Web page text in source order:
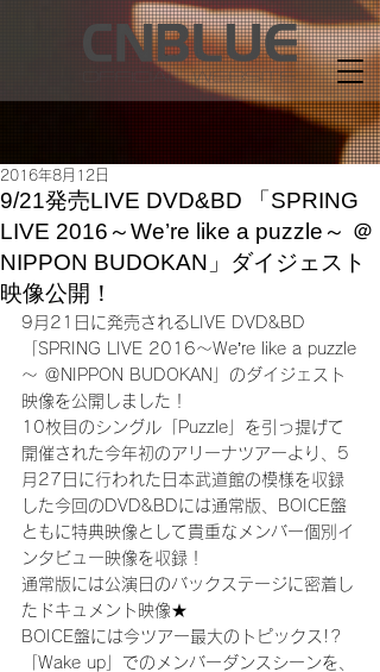
9/21発売LIVE DVD&BD 「SPRING
LIVE 2016～We’re like a puzzle～ ＠
NIPPON BUDOKAN」ダイジェスト
映像公開！
2016年8月12日
9月21日に発売されるLIVE DVD&BD
「SPRING LIVE 2016～We’re like a puzzle
～ ＠NIPPON BUDOKAN」のダイジェスト
映像を公開しました！
10枚目のシングル「Puzzle」を引っ提げて
開催された今年初のアリーナツアーより、5
月27日に行われた日本武道館の模様を収録
した今回のDVD&BDには通常版、BOICE盤
ともに特典映像として貴重なメンバー個別イ
ンタビュー映像を収録！
通常版には公演日のバックステージに密着し
たドキュメント映像★
BOICE盤には今ツアー最大のトピックス!?
「Wake up」でのメンバーダンスシーンを、